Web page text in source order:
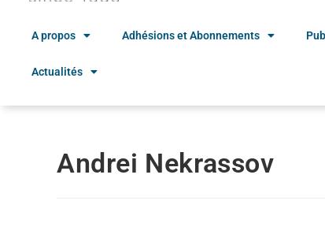
A propos Adhésions et Abonnements
Actualités
Andrei Nekrassov